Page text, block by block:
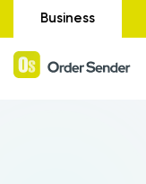
Business